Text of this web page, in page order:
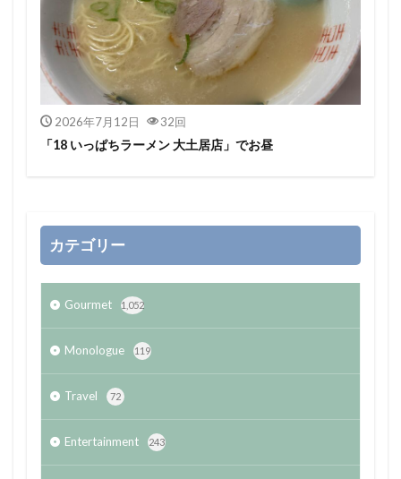
2026年7月12日 32回
「18 いっぱちラーメン 大土居店」でお昼
カテゴリー
Gourmet 1,052
Monologue 119
Travel 72
Entertainment 243